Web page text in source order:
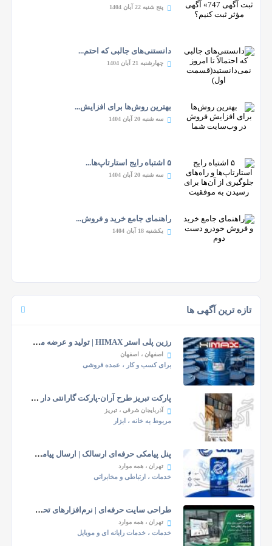
پنج شنبه 22 آبان 1404
دانستنی‌های جالبی که احتم...
چهارشنبه 21 آبان 1404
بهترین روش‌ها برای افزایش...
سه شنبه 20 آبان 1404
۵ اشتباه رایج استارتاپ‌ها...
سه شنبه 20 آبان 1404
راهنمای جامع خرید و فروش...
یکشنبه 18 آبان 1404
تازه ترین آگهی ها
رزین پلی استر HIMAX | تولید و عرضه مستقیم
اصفهان، اصفهان
برای کسب و کار ، عمده فروشی
پارکت تبریز طرح آران-پارکت گارانتی دار در تبریز
آذربایجان شرقی، تبریز
مربوط به خانه ، ابزار
پنل پیامکی حرفه‌ای ارسالک | ارسال پیامک انبوه، منط...
تهران، همه موارد
خدمات، ارتباطی و مخابراتی
طراحی سایت حرفه‌ای | نرم‌افزارهای تحت وب | CRM | ر...
تهران، همه موارد
خدمات ، خدمات رایانه ای و موبایل